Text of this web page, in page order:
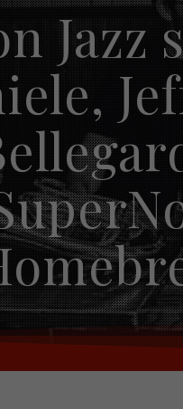
Jazz